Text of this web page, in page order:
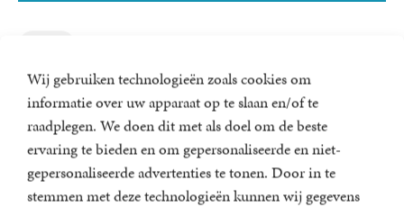
Wij gebruiken technologieën zoals cookies om
informatie over uw apparaat op te slaan en/of te
raadplegen. We doen dit met als doel om de beste
ervaring te bieden en om gepersonaliseerde en niet-
gepersonaliseerde advertenties te tonen. Door in te
stemmen met deze technologieën kunnen wij gegevens
Type:
Paperback
Prijs:
12,50
Aantal pagina's:
304
Uitgever:
A.W. Bruna Uitgevers
Verschijningsdatum:
Gerelateerde artikelen